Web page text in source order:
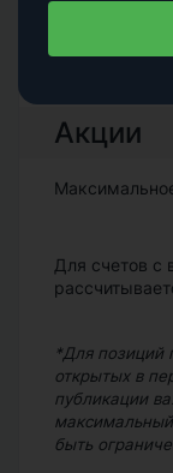
Акции
Для счетов с
*Для
открытых в
публикации
быть